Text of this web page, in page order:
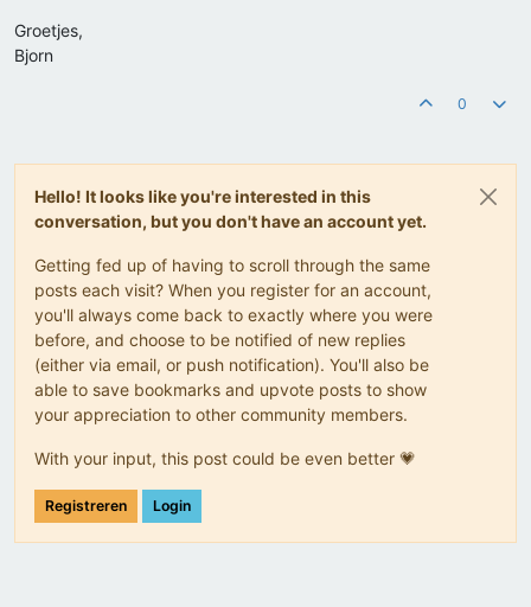
Groetjes,
Bjorn
0
Hello! It looks like you're interested in this
conversation, but you don't have an account yet.
Getting fed up of having to scroll through the same
posts each visit? When you register for an account,
you'll always come back to exactly where you were
before, and choose to be notified of new replies
(either via email, or push notification). You'll also be
able to save bookmarks and upvote posts to show
your appreciation to other community members.
With your input, this post could be even better 💗
Registreren Login